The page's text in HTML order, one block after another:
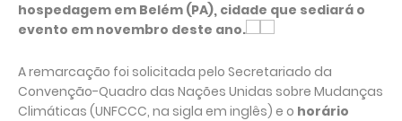
hospedagem em Belém (PA), cidade que sediará o
evento em novembro deste ano.
A remarcação foi solicitada pelo Secretariado da
Convenção-Quadro das Nações Unidas sobre Mudanças
Climáticas (UNFCCC, na sigla em inglês) e o horário